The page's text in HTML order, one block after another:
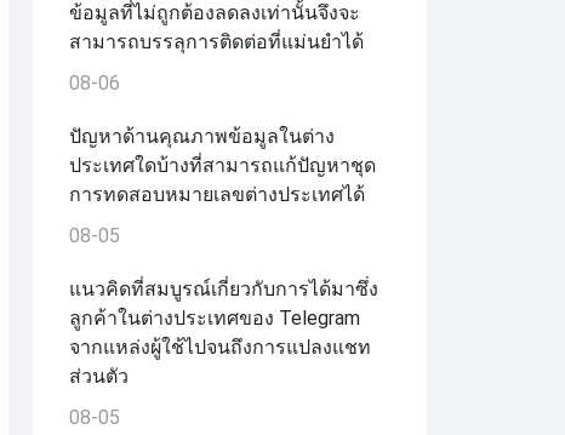
ข้อมูลที่ไม่ถูกต้องลดลงเท่านั้นจึงจะ
สามารถบรรลุการติดต่อที่แม่นยำได้
08-06
ปัญหาด้านคุณภาพข้อมูลในต่าง
ประเทศใดบ้างที่สามารถแก้ปัญหาชุด
การทดสอบหมายเลขต่างประเทศได้
08-05
แนวคิดที่สมบูรณ์เกี่ยวกับการได้มาซึ่ง
ลูกค้าในต่างประเทศของ Telegram
จากแหล่งผู้ใช้ไปจนถึงการแปลงแชท
ส่วนตัว
08-05